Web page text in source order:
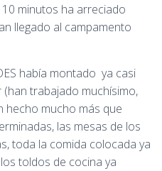
minutos ha arreciado
llegado al campamento
había montado ya casi
trabajado muchísimo,
hecho mucho más que
las mesas de los
toda la comida colocada ya
toldos de cocina ya